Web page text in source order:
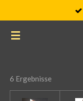
springen
6 Ergebnisse